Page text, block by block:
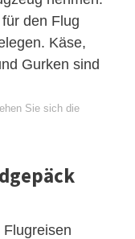
den Flug
Käse,
Gurken sind
Sie sich die